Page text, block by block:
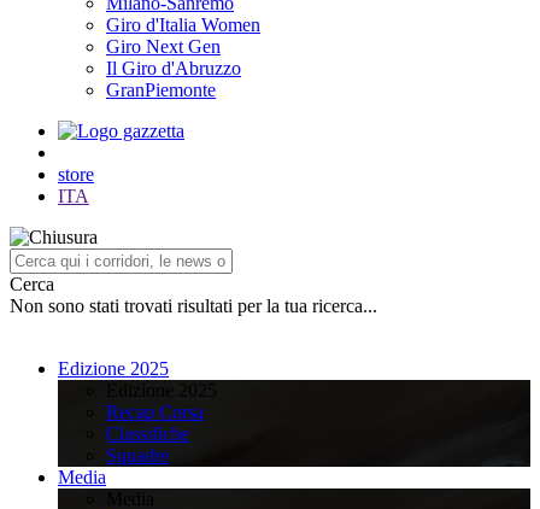
Giro d'Italia Women
Giro Next Gen
Il Giro d'Abruzzo
GranPiemonte
store
ITA
Cerca
Non sono stati trovati risultati per la tua ricerca...
Edizione 2025
Recap Corsa
Classifiche
Squadre
Media